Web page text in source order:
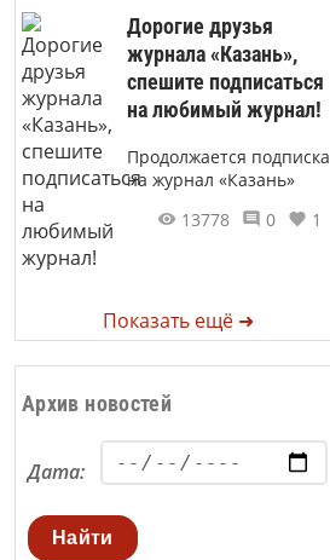
Дорогие друзья
журнала «Казань»,
спешите подписаться
на любимый журнал!
Продолжается подписка
на журнал «Казань»
13778
0 1
Показать ещё ➜
Архив новостей
Дата:
Найти